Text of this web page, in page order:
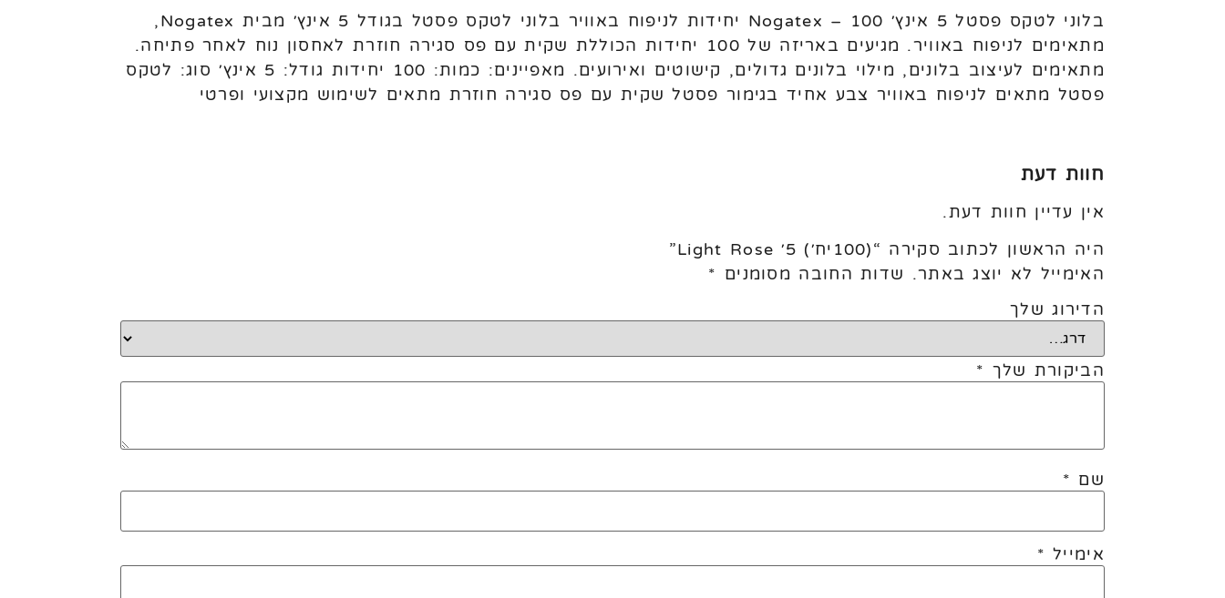
בלוני לטקס פסטל 5 אינץ׳ Nogatex – 100 יחידות לניפוח באוויר בלוני לטקס פסטל בגודל 5 אינץ׳ מבית Nogatex,
מתאימים לניפוח באוויר. מגיעים באריזה של 100 יחידות הכוללת שקית עם פס סגירה חוזרת לאחסון נוח לאחר פתיחה.
מתאימים לעיצוב בלונים, מילוי בלונים גדולים, קישוטים ואירועים. מאפיינים: כמות: 100 יחידות גודל: 5 אינץ׳ סוג: לטקס
פסטל מתאים לניפוח באוויר צבע אחיד בגימור פסטל שקית עם פס סגירה חוזרת מתאים לשימוש מקצועי ופרטי
חוות דעת
אין עדיין חוות דעת.
היה הראשון לכתוב סקירה “(100יח׳) 5׳ Light Rose”
האימייל לא יוצג באתר. שדות החובה מסומנים *
הדירוג שלך
הביקורת שלך *
שם *
אימייל *